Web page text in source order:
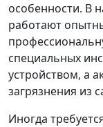
особенности. В
работают
специальных
устройством, а
загрязнения из
Иногда